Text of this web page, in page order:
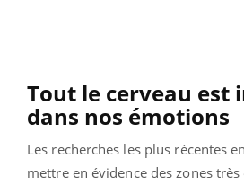
Tout le cerveau est
dans nos émotions
Les recherches les plus récentes
mettre en évidence des zones